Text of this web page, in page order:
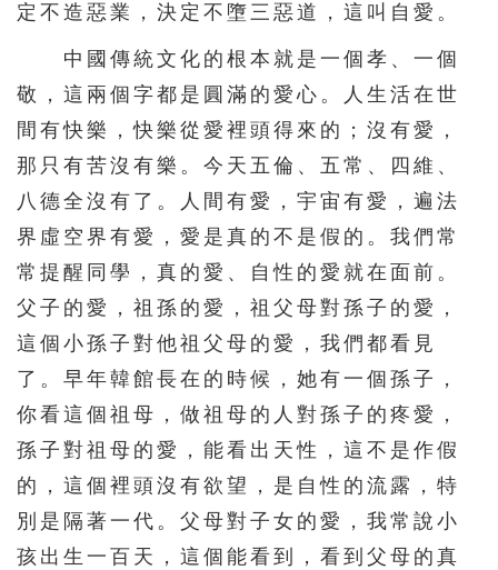
定不造惡業，決定不墮三惡道，這叫自愛。
中國傳統文化的根本就是一個孝、一個
敬，這兩個字都是圓滿的愛心。人生活在世
間有快樂，快樂從愛裡頭得來的；沒有愛，
那只有苦沒有樂。今天五倫、五常、四維、
八德全沒有了。人間有愛，宇宙有愛，遍法
界虛空界有愛，愛是真的不是假的。我們常
常提醒同學，真的愛、自性的愛就在面前。
父子的愛，祖孫的愛，祖父母對孫子的愛，
這個小孫子對他祖父母的愛，我們都看見
了。早年韓館長在的時候，她有一個孫子，
你看這個祖母，做祖母的人對孫子的疼愛，
孫子對祖母的愛，能看出天性，這不是作假
的，這個裡頭沒有欲望，是自性的流露，特
別是隔著一代。父母對子女的愛，我常說小
孩出生一百天，這個能看到，看到父母的真